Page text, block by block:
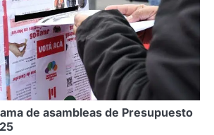
de asambleas de Presupuesto